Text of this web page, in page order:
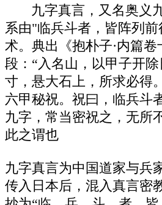
九字真言，又名奥义
系由"临兵斗者，皆阵列
术。典出《抱朴子·内篇卷
段：“入名山，以甲子开
寸，悬大石上，所求必得
六甲秘祝。祝曰，临兵斗
九字，常当密祝之，无所
此之谓也
九字真言为中国道家与兵
传入日本后，混入真言密